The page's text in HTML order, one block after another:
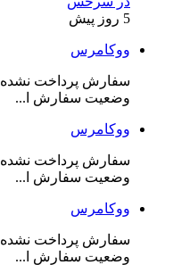
5 روز پیش
ووکامرس
سفارش پرداخت نشده
وضعیت سفارش ا...
ووکامرس
سفارش پرداخت نشده
وضعیت سفارش ا...
ووکامرس
سفارش پرداخت نشده
وضعیت سفارش ا...